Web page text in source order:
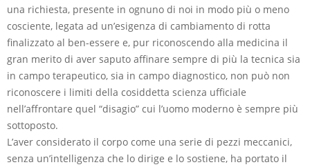
una richiesta, presente in ognuno di noi in modo più o meno
cosciente, legata ad un’esigenza di cambiamento di rotta
finalizzato al ben-essere e, pur riconoscendo alla medicina il
gran merito di aver saputo affinare sempre di più la tecnica sia
in campo terapeutico, sia in campo diagnostico, non può non
riconoscere i limiti della cosiddetta scienza ufficiale
nell’affrontare quel “disagio” cui l’uomo moderno è sempre più
sottoposto.
L’aver considerato il corpo come una serie di pezzi meccanici,
senza un’intelligenza che lo dirige e lo sostiene, ha portato il